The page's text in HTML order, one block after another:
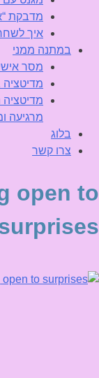
מדבקת
איך
במתנה ממני
מסר
מרגיעה
בלוג
צרו קשר
open to